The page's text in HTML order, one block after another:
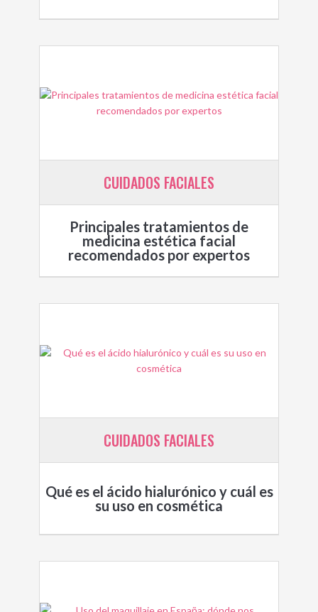
CUIDADOS FACIALES
Principales tratamientos de
medicina estética facial
recomendados por expertos
CUIDADOS FACIALES
Qué es el ácido hialurónico y cuál es
su uso en cosmética